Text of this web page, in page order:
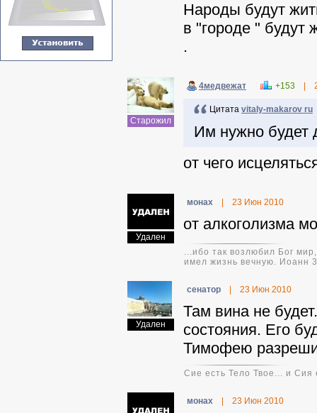
Народы будут
в "городе " будут
.
Старожил
4медвежат +153
Цитата vitaly-makarov ru
Им нужно будет
от чего
Удален
монах 23 Июн 2010
от алкоголизма
...ибо так возлюбил Бог
имел жизнь вечную. Иоанн
Удален
ceнaтop 23 Июн 2010
Там вина не
состояния. Его
Тимофею
Сие есть Тело Твое... и Сия
монах 23 Июн 2010